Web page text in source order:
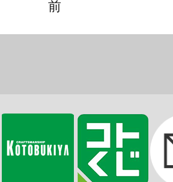
霊基再臨第二段階のイ
ーチパラソルや麦わら
Tシャツやタオルは着
が露わになります。
水に濡れて地肌が透け
前